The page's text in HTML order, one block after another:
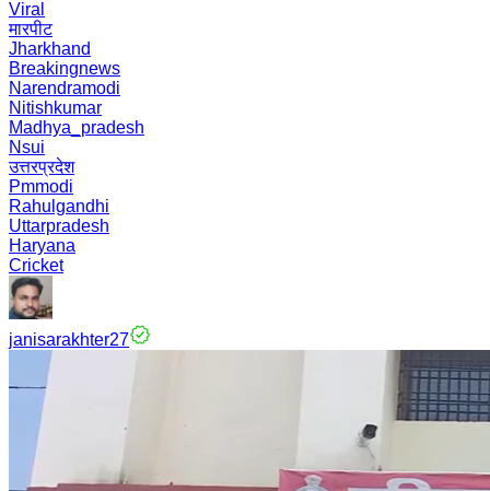
Viral
मारपीट
Jharkhand
Breakingnews
Narendramodi
Nitishkumar
Madhya_pradesh
Nsui
उत्तरप्रदेश
Pmmodi
Rahulgandhi
Uttarpradesh
Haryana
Cricket
janisarakhter27